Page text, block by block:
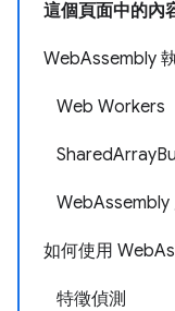
這個頁面中的內
WebAssembly
Web Workers
WebAssembly
如何使用
特徵偵測